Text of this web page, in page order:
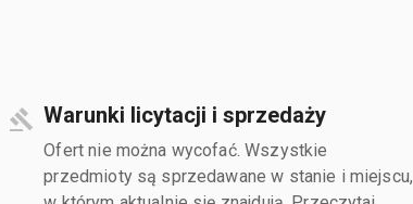
Warunki licytacji i sprzedaży
Ofert nie można wycofać. Wszystkie
przedmioty są sprzedawane w stanie i miejscu,